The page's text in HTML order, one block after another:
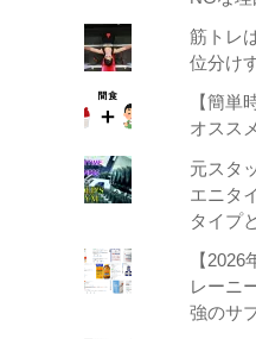
筋トレ
位分け
【簡単
オスス
元スタ
エニタ
タイプ
【
レーニ
強のサ